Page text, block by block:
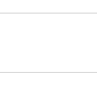
historia clínica